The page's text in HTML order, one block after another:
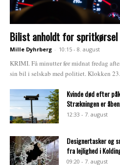
Bilist anholdt for
Mille Dyhrberg - 10:15 - 8. august
KRIMI. Få minutter før midnat fredag
sin bil i selskab med politiet. Klokken
Kvinde død efter
Strækningen er
12:33 - 7. august
Designertasker og
fra lejlighed i
09:20 - 7. august